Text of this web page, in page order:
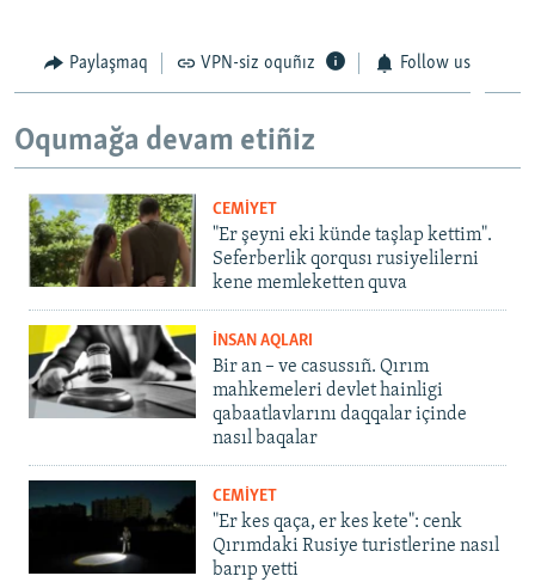
Paylaşmaq VPN-siz oquñız Follow us
Oqumağa devam etiñiz
CEMİYET
"Er şeyni eki künde taşlap kettim".
Seferberlik qorqusı rusiyelilerni
kene memleketten quva
İNSAN AQLARI
Bir an – ve casussıñ. Qırım
mahkemeleri devlet hainligi
qabaatlavlarını daqqalar içinde
nasıl baqalar
CEMİYET
"Er kes qaça, er kes kete": cenk
Qırımdaki Rusiye turistlerine nasıl
barıp yetti